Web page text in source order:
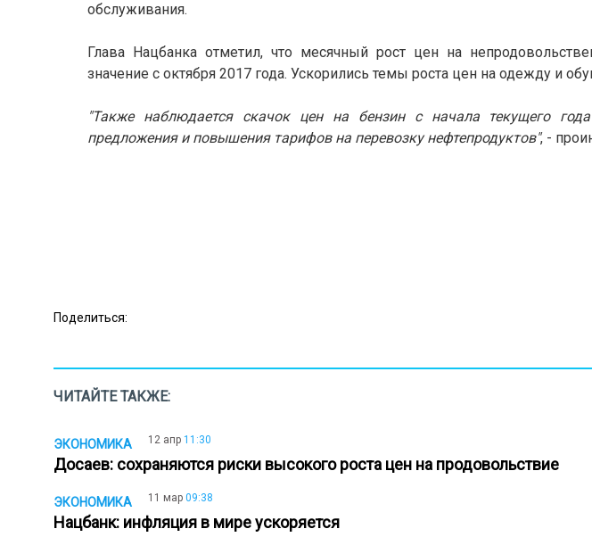
обслуживания.
Глава Нацбанка отметил, что месячный рост цен на
значение с октября 2017 года. Ускорились темы роста цен на одежду и
"Также наблюдается скачок цен на бензин с начала текущего
предложения и повышения тарифов на перевозку нефтепродуктов", -
Поделиться:
ЧИТАЙТЕ ТАКЖЕ:
ЭКОНОМИКА 12 апр 11:30
Досаев: сохраняются риски высокого роста цен на продовольствие
ЭКОНОМИКА 11 мар 09:38
Нацбанк: инфляция в мире ускоряется